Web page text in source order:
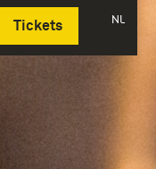
Tickets NL
Deutsch